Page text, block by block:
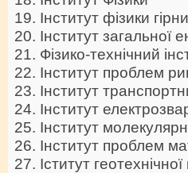
Інститут фізики
Інститут загальної
Фізико-технічний
Інститут проблем
Інститут
Інститут
Інститут
Інститут проблем
Іститут